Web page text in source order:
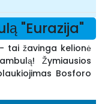
"Eurazija"
tai žavinga kelionė
Žymiausios
Bosforo